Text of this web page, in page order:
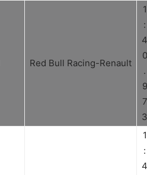
Red Bull Racing-Renault
1
:
4
0
.
9
7
3
1
:
4